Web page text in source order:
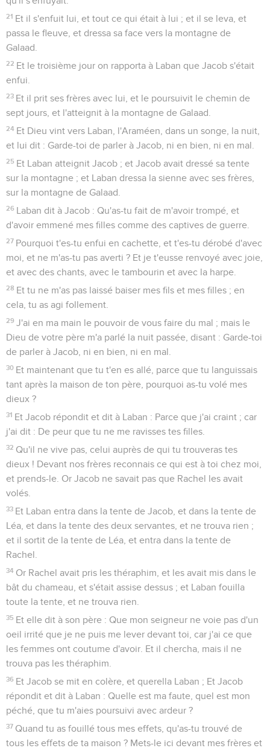
21 Et il s'enfuit lui, et tout ce qui était à lui ; et il se leva, et
passa le fleuve, et dressa sa face vers la montagne de
Galaad.
22 Et le troisième jour on rapporta à Laban que Jacob s'était
enfui.
23 Et il prit ses frères avec lui, et le poursuivit le chemin de
sept jours, et l'atteignit à la montagne de Galaad.
24 Et Dieu vint vers Laban, l'Araméen, dans un songe, la nuit,
et lui dit : Garde-toi de parler à Jacob, ni en bien, ni en mal.
25 Et Laban atteignit Jacob ; et Jacob avait dressé sa tente
sur la montagne ; et Laban dressa la sienne avec ses frères,
sur la montagne de Galaad.
26 Laban dit à Jacob : Qu'as-tu fait de m'avoir trompé, et
d'avoir emmené mes filles comme des captives de guerre.
27 Pourquoi t'es-tu enfui en cachette, et t'es-tu dérobé d'avec
moi, et ne m'as-tu pas averti ? Et je t'eusse renvoyé avec joie,
et avec des chants, avec le tambourin et avec la harpe.
28 Et tu ne m'as pas laissé baiser mes fils et mes filles ; en
cela, tu as agi follement.
29 J'ai en ma main le pouvoir de vous faire du mal ; mais le
Dieu de votre père m'a parlé la nuit passée, disant : Garde-toi
de parler à Jacob, ni en bien, ni en mal.
30 Et maintenant que tu t'en es allé, parce que tu languissais
tant après la maison de ton père, pourquoi as-tu volé mes
dieux ?
31 Et Jacob répondit et dit à Laban : Parce que j'ai craint ; car
j'ai dit : De peur que tu ne me ravisses tes filles.
32 Qu'il ne vive pas, celui auprès de qui tu trouveras tes
dieux ! Devant nos frères reconnais ce qui est à toi chez moi,
et prends-le. Or Jacob ne savait pas que Rachel les avait
volés.
33 Et Laban entra dans la tente de Jacob, et dans la tente de
Léa, et dans la tente des deux servantes, et ne trouva rien ;
et il sortit de la tente de Léa, et entra dans la tente de
Rachel.
34 Or Rachel avait pris les théraphim, et les avait mis dans le
bât du chameau, et s'était assise dessus ; et Laban fouilla
toute la tente, et ne trouva rien.
35 Et elle dit à son père : Que mon seigneur ne voie pas d'un
oeil irrité que je ne puis me lever devant toi, car j'ai ce que
les femmes ont coutume d'avoir. Et il chercha, mais il ne
trouva pas les théraphim.
36 Et Jacob se mit en colère, et querella Laban ; Et Jacob
répondit et dit à Laban : Quelle est ma faute, quel est mon
péché, que tu m'aies poursuivi avec ardeur ?
37 Quand tu as fouillé tous mes effets, qu'as-tu trouvé de
tous les effets de ta maison ? Mets-le ici devant mes frères et